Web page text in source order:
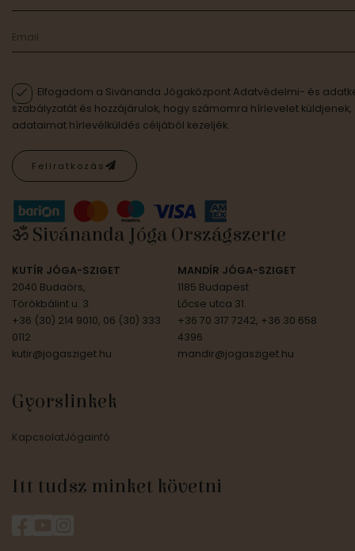
Elfogadom a Sivánanda Jógaközpont Adatvédelmi- és
szabályzatát és hozzájárulok, hogy számomra hírlevelet küldjenek,
adataimat hírlevélküldés céljából kezeljék.
Feliratkozás
ॐ Sivánanda Jóga Országszerte
KUTÍR JÓGA-SZIGET
2040 Budaörs,
Törökbálint u. 3.
+36 (30) 214 9010, 06 (30) 333
0112
kutir@jogasziget.hu
MANDÍR JÓGA-SZIGET
1185 Budapest
Lőcse utca 31.
+36 70 317 7242, +36 30 658
4396
mandir@jogasziget.hu
Gyorslinkek
KapcsolatJógainfó
Itt tudsz minket követni